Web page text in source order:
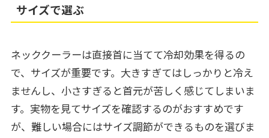
サイズで選ぶ
ネッククーラーは直接首に当てて冷却効果を得るの
で、サイズが重要です。大きすぎてはしっかりと冷え
ませんし、小さすぎると首元が苦しく感じてしまいま
す。実物を見てサイズを確認するのがおすすめです
が、難しい場合にはサイズ調節ができるものを選びま